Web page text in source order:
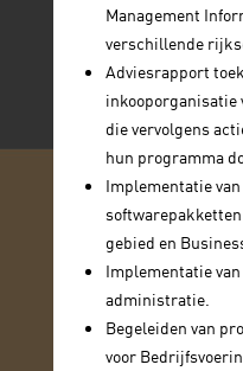
Management
verschillende
Adviesrapport
inkooporganisatie
die vervolgens
hun programma
Implementatie
gebied en
Implementatie
administratie.
Begeleiden van
voor